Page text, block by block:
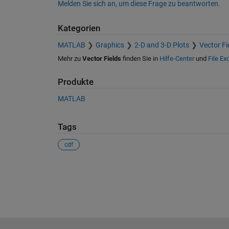
Melden Sie sich an, um diese Frage zu beantworten.
Kategorien
MATLAB Graphics 2-D and 3-D Plots Vector
Mehr zu Vector Fields finden Sie in Hilfe-Centerund File
Produkte
MATLAB
Tags
cdf